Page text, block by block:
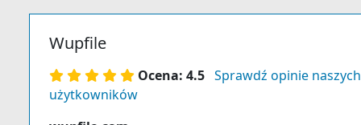
Wupfile
Ocena: 4.5 Sprawdź opinie naszych
użytkowników